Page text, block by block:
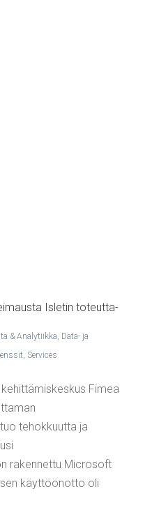
Isle­tin toteut­ta­
& Analytiikka, Data- ja
, Services
Fimea
tehokkuutta ja
rakennettu Microsoft
käyttöönotto oli